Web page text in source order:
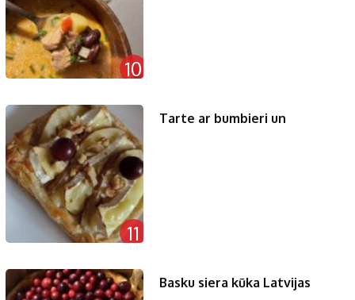
10
11
Tarte ar bumbieri un
Basku siera kūka Latvijas